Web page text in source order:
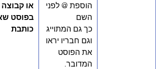
הוספת @ לפני
השם
כך גם המתוייג
וגם חבריו יראו
את הפוסט
המדובר.
או קבוצה
בפוסט
כותבת